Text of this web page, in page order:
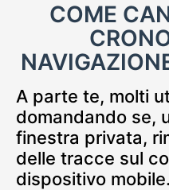
COME
A parte te, molti
domandando se,
finestra privata,
delle tracce sul
dispositivo mobile.